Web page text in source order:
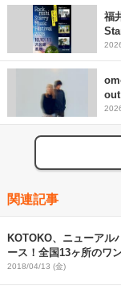
福
out
関連記事
KOTOKO、ニューアル
ース！全国13ヶ所のワ
2018/04/13 (金)